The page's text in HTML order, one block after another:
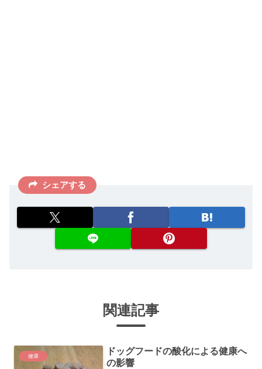
シェアする
関連記事
健康
ドッグフードの酸化による健康へ
の影響